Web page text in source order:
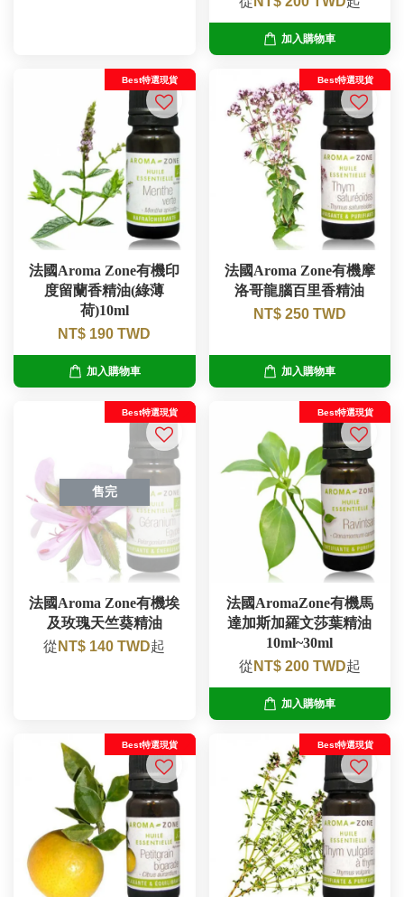
加入購物車
Best特選現貨
法國Aroma Zone有機印
度留蘭香精油(綠薄
荷)10ml
NT$ 190 TWD
加入購物車
Best特選現貨
法國Aroma Zone有機摩
洛哥龍腦百里香精油
NT$ 250 TWD
加入購物車
售完
Best特選現貨
法國Aroma Zone有機埃
及玫瑰天竺葵精油
從 NT$ 140 TWD起
Best特選現貨
法國AromaZone有機馬
達加斯加羅文莎葉精油
10ml~30ml
從 NT$ 200 TWD起
加入購物車
Best特選現貨 Best特選現貨